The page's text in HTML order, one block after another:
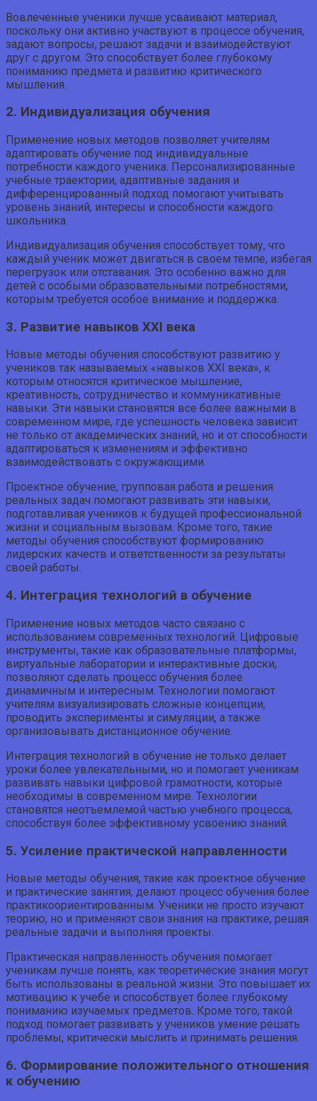
Вовлеченные ученики лучше усваивают материал,
поскольку они активно участвуют в процессе обучения,
задают вопросы, решают задачи и взаимодействуют
друг с другом. Это способствует более глубокому
пониманию предмета и развитию критического
мышления.
2. Индивидуализация обучения
Применение новых методов позволяет учителям
адаптировать обучение под индивидуальные
потребности каждого ученика. Персонализированные
учебные траектории, адаптивные задания и
дифференцированный подход помогают учитывать
уровень знаний, интересы и способности каждого
школьника.
Индивидуализация обучения способствует тому, что
каждый ученик может двигаться в своем темпе, избегая
перегрузок или отставания. Это особенно важно для
детей с особыми образовательными потребностями,
которым требуется особое внимание и поддержка.
3. Развитие навыков XXI века
Новые методы обучения способствуют развитию у
учеников так называемых «навыков XXI века», к
которым относятся критическое мышление,
креативность, сотрудничество и коммуникативные
навыки. Эти навыки становятся все более важными в
современном мире, где успешность человека зависит
не только от академических знаний, но и от способности
адаптироваться к изменениям и эффективно
взаимодействовать с окружающими.
Проектное обучение, групповая работа и решения
реальных задач помогают развивать эти навыки,
подготавливая учеников к будущей профессиональной
жизни и социальным вызовам. Кроме того, такие
методы обучения способствуют формированию
лидерских качеств и ответственности за результаты
своей работы.
4. Интеграция технологий в обучение
Применение новых методов часто связано с
использованием современных технологий. Цифровые
инструменты, такие как образовательные платформы,
виртуальные лаборатории и интерактивные доски,
позволяют сделать процесс обучения более
динамичным и интересным. Технологии помогают
учителям визуализировать сложные концепции,
проводить эксперименты и симуляции, а также
организовывать дистанционное обучение.
Интеграция технологий в обучение не только делает
уроки более увлекательными, но и помогает ученикам
развивать навыки цифровой грамотности, которые
необходимы в современном мире. Технологии
становятся неотъемлемой частью учебного процесса,
способствуя более эффективному усвоению знаний.
5. Усиление практической направленности
Новые методы обучения, такие как проектное обучение
и практические занятия, делают процесс обучения более
практикоориентированным. Ученики не просто изучают
теорию, но и применяют свои знания на практике, решая
реальные задачи и выполняя проекты.
Практическая направленность обучения помогает
ученикам лучше понять, как теоретические знания могут
быть использованы в реальной жизни. Это повышает их
мотивацию к учебе и способствует более глубокому
пониманию изучаемых предметов. Кроме того, такой
подход помогает развивать у учеников умение решать
проблемы, критически мыслить и принимать решения.
6. Формирование положительного отношения
к обучению